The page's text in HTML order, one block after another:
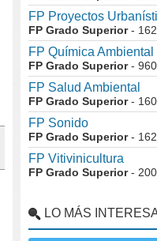
FP Proyectos
FP Grado Superior-
FP Química Ambiental
FP Grado Superior-
FP Salud Ambiental
FP Grado Superior-
FP Sonido
FP Grado Superior-
FP Vitivinicultura
FP Grado Superior-
LO MÁS